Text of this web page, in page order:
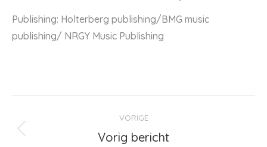
Publishing: Holterberg publishing/BMG music
publishing/ NRGY Music Publishing
navigatie
VORIGE
Vorig
Vorig bericht